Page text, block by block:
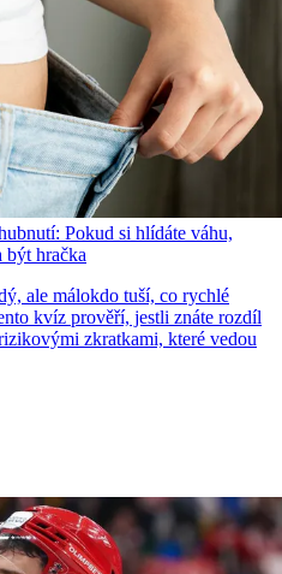
Pokud si hlídáte váhu,
být hračka
ale málokdo tuší, co rychlé
kvíz prověří, jestli znáte rozdíl
zkratkami, které vedou